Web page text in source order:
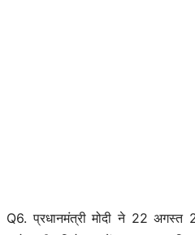
Q6. प्रधानमंत्री मोदी ने 22